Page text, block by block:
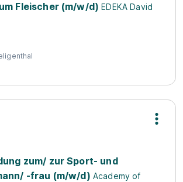
Fleischer (m/w/d) EDEKA David
zum/ zur Sport- und
-frau (m/w/d) Academy of